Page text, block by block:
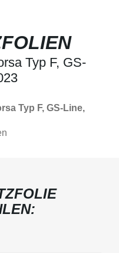
Typ F, GS-
Typ F, GS-Line,